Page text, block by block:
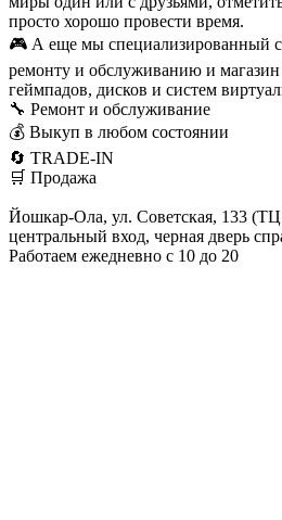
просто хорошо провести время.
🎮 А еще мы специализированный
ремонту и обслуживанию и
геймпадов, дисков и систем
🔧 Ремонт и обслуживание
💰 Выкуп в любом состоянии
🔄 TRADE-IN
🛒 Продажа
Йошкар-Ола, ул. Советская, 133
центральный вход, черная дверь
Работаем ежедневно с 10 до 20